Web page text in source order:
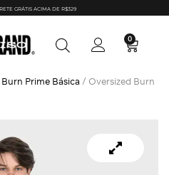
GRÁTIS ACIMA DE R$329
0
Prime Básica / Oversized Burn